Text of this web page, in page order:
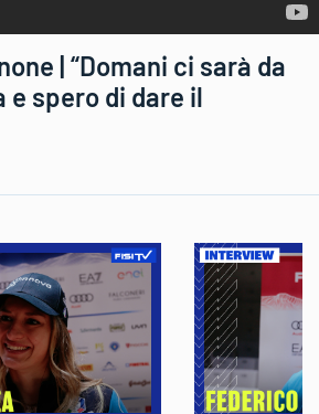
| “Domani ci sarà da
spero di dare il